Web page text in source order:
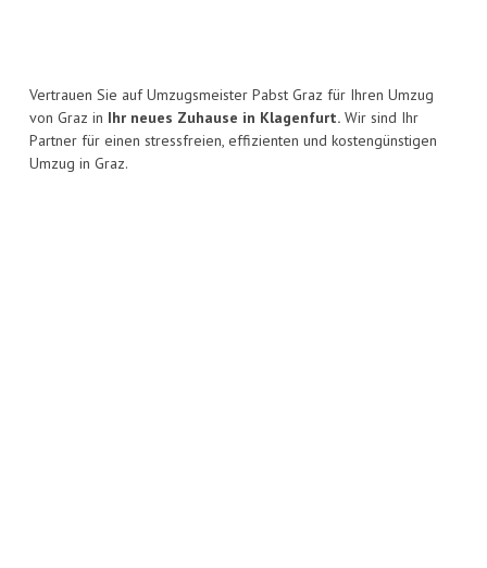
Vertrauen Sie auf Umzugsmeister Pabst Graz für Ihren Umzug
von Graz in Ihr neues Zuhause in Klagenfurt. Wir sind Ihr
Partner für einen stressfreien, effizienten und kostengünstigen
Umzug in Graz.